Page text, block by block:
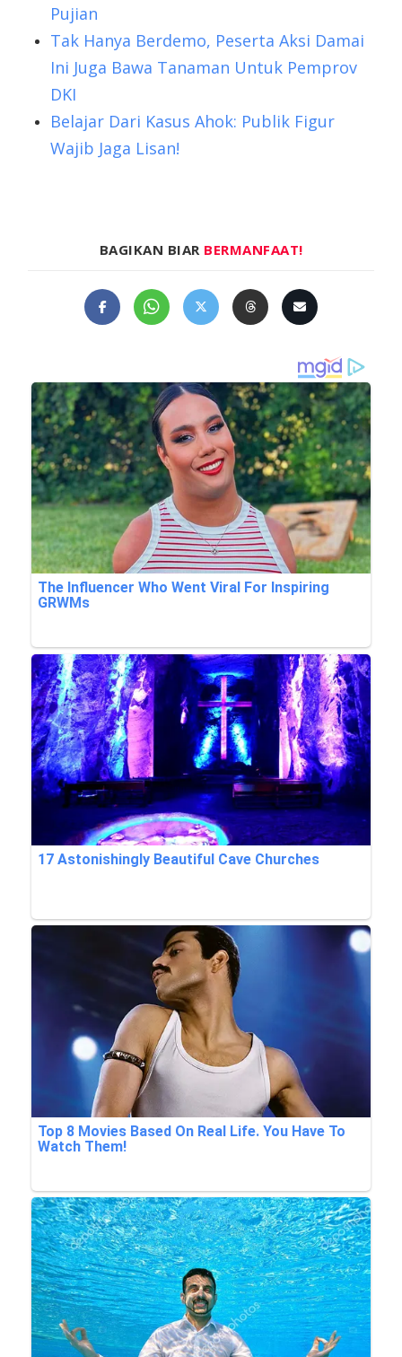
Pujian
Tak Hanya Berdemo, Peserta Aksi Damai
Ini Juga Bawa Tanaman Untuk Pemprov
DKI
Belajar Dari Kasus Ahok: Publik Figur
Wajib Jaga Lisan!
BAGIKAN BIAR BERMANFAAT!